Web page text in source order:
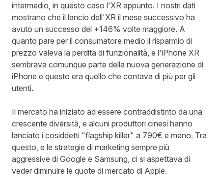
intermedio, in questo caso l'XR appunto. I nostri dati
mostrano che il lancio dell'XR il mese successivo ha
avuto un successo del +146% volte maggiore. A
quanto pare per il consumatore medio il risparmio di
prezzo valeva la perdita di funzionalità, e l'iPhone XR
sembrava comunque parte della nuova generazione di
iPhone e questo era quello che contava di più per gli
utenti.
Il mercato ha iniziato ad essere contraddistinto da una
crescente diversità, e alcuni produttori cinesi hanno
lanciato i cosiddetti "flagship killer" a 790€ e meno. Tra
questo, e le strategie di marketing sempre più
aggressive di Google e Samsung, ci si aspettava di
veder diminuire le quote di mercato di Apple.